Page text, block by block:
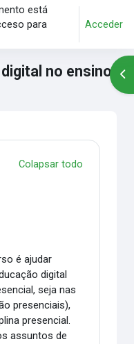
está
para
Acceder
digital no ensino
Colapsar todo
é ajudar
digital
seja nas
presenciais),
presencial.
assuntos de